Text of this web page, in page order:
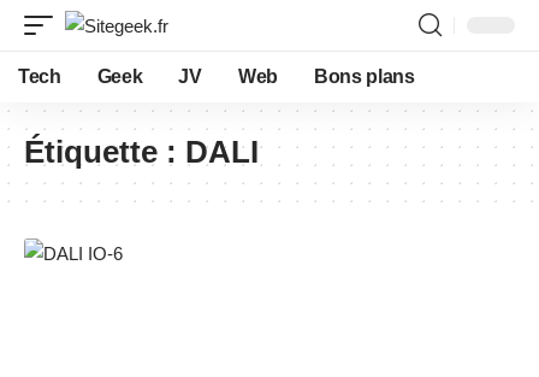
Tech Geek JV Web Bons plans
Étiquette : DALI